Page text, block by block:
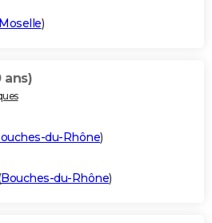
)
ans)
du-Rhône)
Bouches-du-Rhône)